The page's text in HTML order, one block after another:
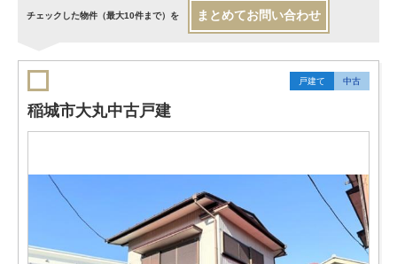
チェックした物件（最大10件まで）を まとめてお問い合わせ
戸建て 中古
稲城市大丸中古戸建